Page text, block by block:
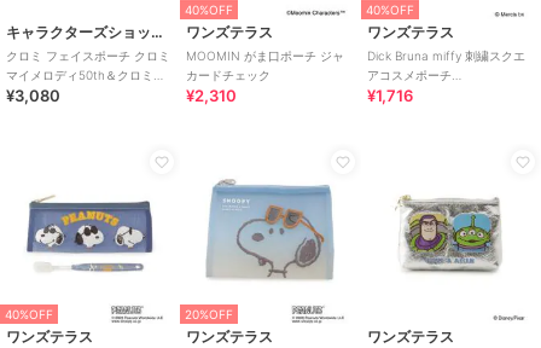
キャラクターズショップ ラフラフ
クロミ フェイスポーチ クロミ
マイメロディ50th＆クロミ
20th
¥3,080
40%OFF
ワンズテラス
MOOMIN がま口ポーチ ジャ
カードチェック
¥2,310
40%OFF
ワンズテラス
Dick Bruna miffy 刺繍スクエ
アコスメポーチ
strawberry&tulip
¥1,716
40%OFF
ワンズテラス
20%OFF
ワンズテラス ワンズテラス